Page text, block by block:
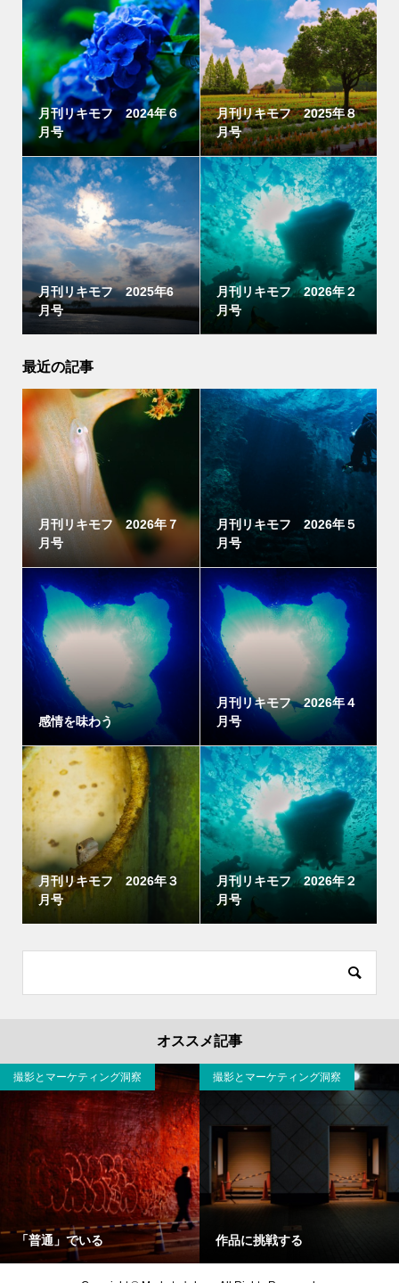
月刊リキモフ 2024年６
月号
月刊リキモフ 2025年８
月号
月刊リキモフ 2025年6
月号
月刊リキモフ 2026年２
月号
最近の記事
月刊リキモフ 2026年７
月号
月刊リキモフ 2026年５
月号
感情を味わう
月刊リキモフ 2026年４
月号
月刊リキモフ 2026年３
月号
月刊リキモフ 2026年２
月号
オススメ記事
「普通」でいる
撮影とマーケティング洞察
作品に挑戦する
撮影とマーケティング洞察